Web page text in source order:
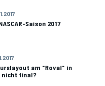
Saison 2017
am "Roval" in
nicht final?